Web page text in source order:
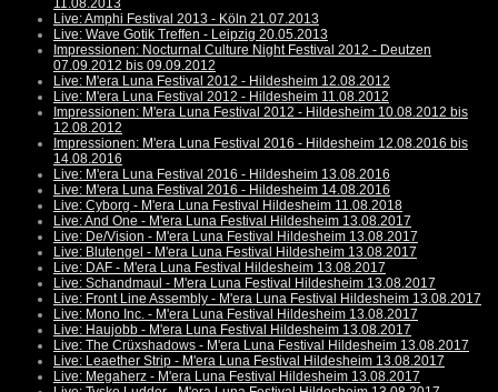
11.08.2013
Live: Amphi Festival 2013 - Köln 21.07.2013
Live: Wave Gotik Treffen - Leipzig 20.05.2013
Impressionen: Nocturnal Culture Night Festival 2012 - Deutzen
07.09.2012 bis 09.09.2012
Live: M'era Luna Festival 2012 - Hildesheim 12.08.2012
Live: M'era Luna Festival 2012 - Hildesheim 11.08.2012
Impressionen: M'era Luna Festival 2012 - Hildesheim 10.08.2012 bis
12.08.2012
Impressionen: M'era Luna Festival 2016 - Hildesheim 12.08.2016 bis
14.08.2016
Live: M'era Luna Festival 2016 - Hildesheim 13.08.2016
Live: M'era Luna Festival 2016 - Hildesheim 14.08.2016
Live: Cyborg - M'era Luna Festival Hildesheim 11.08.2018
Live: And One - M'era Luna Festival Hildesheim 13.08.2017
Live: De/Vision - M'era Luna Festival Hildesheim 13.08.2017
Live: Blutengel - M'era Luna Festival Hildesheim 13.08.2017
Live: DAF - M'era Luna Festival Hildesheim 13.08.2017
Live: Schandmaul - M'era Luna Festival Hildesheim 13.08.2017
Live: Front Line Assembly - M'era Luna Festival Hildesheim 13.08.2017
Live: Mono Inc. - M'era Luna Festival Hildesheim 13.08.2017
Live: Haujobb - M'era Luna Festival Hildesheim 13.08.2017
Live: The Crüxshadows - M'era Luna Festival Hildesheim 13.08.2017
Live: Leaether Strip - M'era Luna Festival Hildesheim 13.08.2017
Live: Megaherz - M'era Luna Festival Hildesheim 13.08.2017